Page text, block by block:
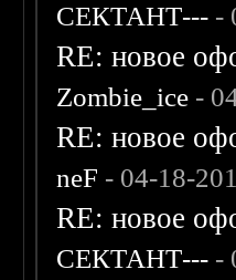
СЕКТАНТ--- -
RE: новое
Zombie_ice -
RE: новое
neF - 04-18-
RE: новое
СЕКТАНТ--- -